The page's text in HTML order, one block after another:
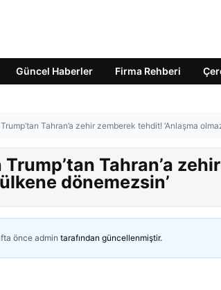
Güncel Haberler Firma Rehberi
Tahran’a zehir zemberek tehdit! ‘Anlaşma
Tahran’a
dönemezsin’
önceadmin tarafından güncellenmiştir.